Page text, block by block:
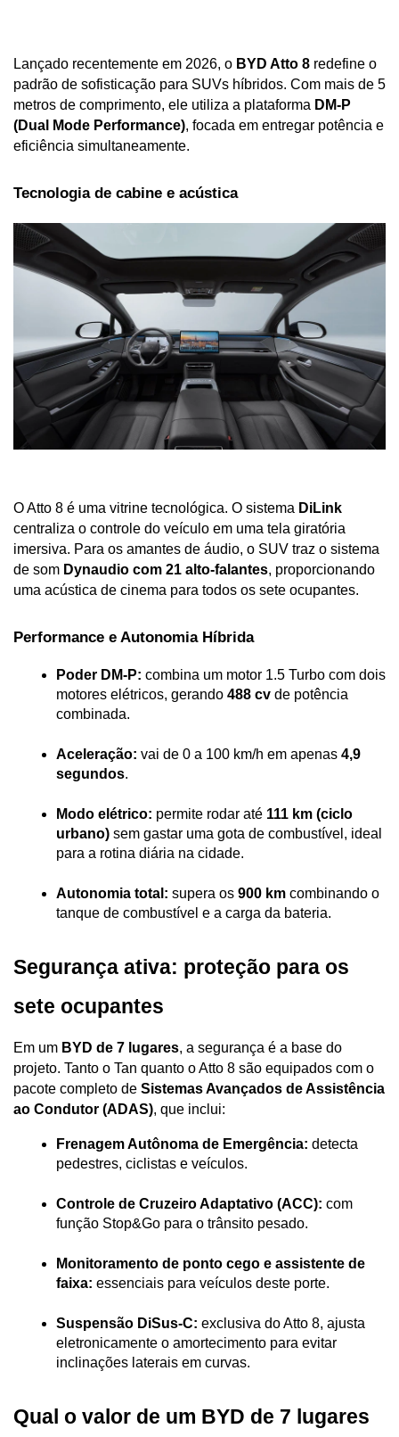
Lançado recentemente em 2026, o BYD Atto 8 redefine o
padrão de sofisticação para SUVs híbridos. Com mais de 5
metros de comprimento, ele utiliza a plataforma DM-P
(Dual Mode Performance), focada em entregar potência e
eficiência simultaneamente.
Tecnologia de cabine e acústica
O Atto 8 é uma vitrine tecnológica. O sistema DiLink
centraliza o controle do veículo em uma tela giratória
imersiva. Para os amantes de áudio, o SUV traz o sistema
de som Dynaudio com 21 alto-falantes, proporcionando
uma acústica de cinema para todos os sete ocupantes.
Performance e Autonomia Híbrida
Poder DM-P: combina um motor 1.5 Turbo com dois
motores elétricos, gerando 488 cv de potência
combinada.
Aceleração: vai de 0 a 100 km/h em apenas 4,9
segundos.
Modo elétrico: permite rodar até 111 km (ciclo
urbano) sem gastar uma gota de combustível, ideal
para a rotina diária na cidade.
Autonomia total: supera os 900 km combinando o
tanque de combustível e a carga da bateria.
Segurança ativa: proteção para os
sete ocupantes
Em um BYD de 7 lugares, a segurança é a base do
projeto. Tanto o Tan quanto o Atto 8 são equipados com o
pacote completo de Sistemas Avançados de Assistência
ao Condutor (ADAS), que inclui:
Frenagem Autônoma de Emergência: detecta
pedestres, ciclistas e veículos.
Controle de Cruzeiro Adaptativo (ACC): com
função Stop&Go para o trânsito pesado.
Monitoramento de ponto cego e assistente de
faixa: essenciais para veículos deste porte.
Suspensão DiSus-C: exclusiva do Atto 8, ajusta
eletronicamente o amortecimento para evitar
inclinações laterais em curvas.
Qual o valor de um BYD de 7 lugares